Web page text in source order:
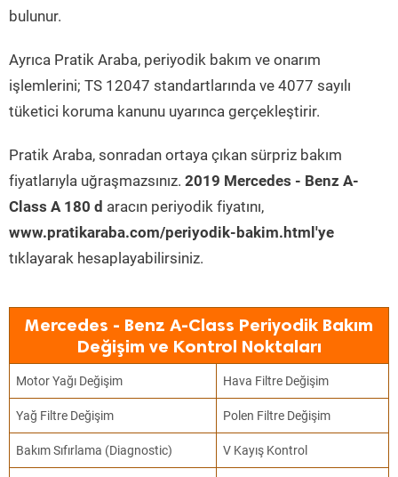
bulunur.
Ayrıca Pratik Araba, periyodik bakım ve onarım
işlemlerini; TS 12047 standartlarında ve 4077 sayılı
tüketici koruma kanunu uyarınca gerçekleştirir.
Pratik Araba, sonradan ortaya çıkan sürpriz bakım
fiyatlarıyla uğraşmazsınız. 2019 Mercedes - Benz A-
Class A 180 d aracın periyodik fiyatını,
www.pratikaraba.com/periyodik-bakim.html'ye
tıklayarak hesaplayabilirsiniz.
Mercedes - Benz A-Class Periyodik Bakım
Değişim ve Kontrol Noktaları
Motor Yağı Değişim Hava Filtre Değişim
Yağ Filtre Değişim Polen Filtre Değişim
Bakım Sıfırlama (Diagnostic) V Kayış Kontrol